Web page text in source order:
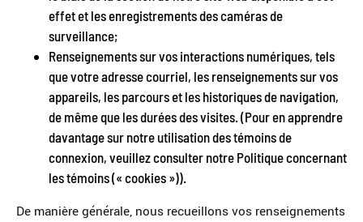
effet et les enregistrements des caméras de
surveillance;
Renseignements sur vos interactions numériques, tels
que votre adresse courriel, les renseignements sur vos
appareils, les parcours et les historiques de navigation,
de même que les durées des visites. (Pour en apprendre
davantage sur notre utilisation des témoins de
connexion, veuillez consulter notre Politique concernant
les témoins (« cookies »)).
De manière générale, nous recueillons vos renseignements